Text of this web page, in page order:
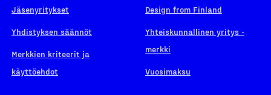
Jäsenyritykset
Yhdistyksen säännöt
Merkkien kriteerit ja
käyttöehdot
Design from Finland
Yhteiskunnallinen yritys -
merkki
Vuosimaksu